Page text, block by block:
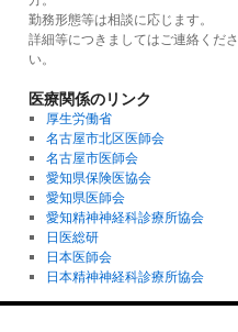
勤務形態等は相談に応じます。
詳細等につきましてはご連絡くださ
い。
医療関係のリンク
厚生労働省
名古屋市北区医師会
名古屋市医師会
愛知県保険医協会
愛知県医師会
愛知精神神経科診療所協会
日医総研
日本医師会
日本精神神経科診療所協会